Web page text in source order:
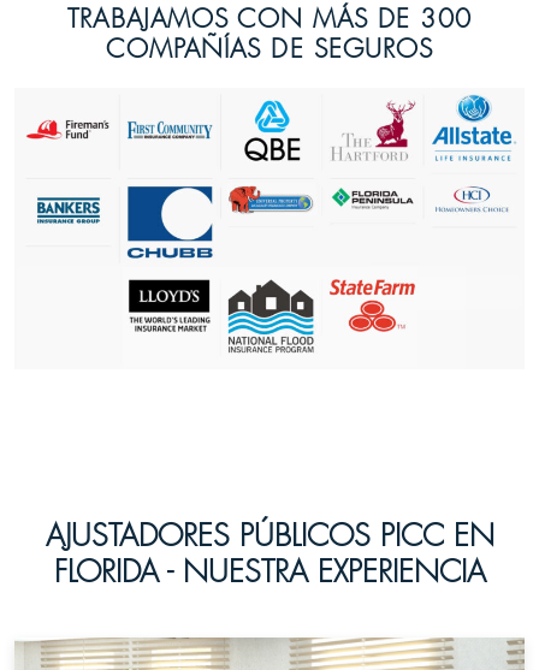
TRABAJAMOS CON MÁS DE 300
COMPAÑÍAS DE SEGUROS
AJUSTADORES PÚBLICOS PICC EN
FLORIDA - NUESTRA EXPERIENCIA